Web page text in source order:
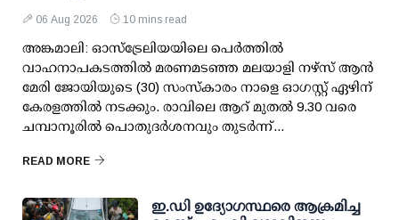
06 Aug 2026 10 mins read
അങ്കമാലി: ഓസ്‌ട്രേലിയയിലെ പെർത്തിൽ
വാഹനാപകടത്തിൽ മരണമടഞ്ഞ മലയാളി നഴ്സ് ആൻ
മേരി ജോയിയുടെ (30) സംസ്കാരം നാളെ ഓഗസ്റ്റ് ഏഴിന്
കേരളത്തിൽ നടക്കും. രാവിലെ ആറ് മുതൽ 9.30 വരെ
ചമ്പാനൂരിൽ പൊതുദർശനവും തുടർന്ന്...
READ MORE
ഇ.ഡി ഉദ്യോഗസ്ഥരെ ആക്രമിച്ച